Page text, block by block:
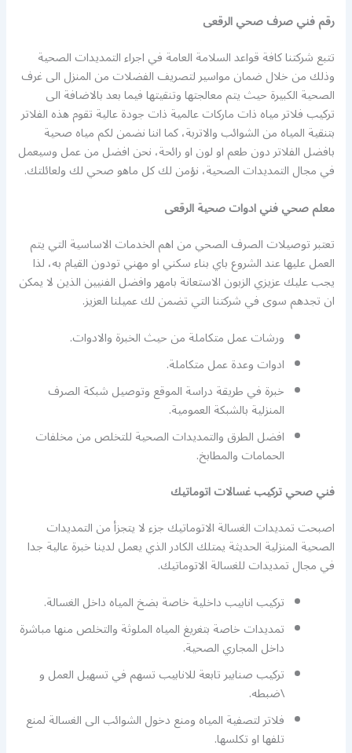
رقم فني صرف صحي الرقعى
تتبع شركتنا كافة قواعد السلامة العامة في اجراء التمديدات الصحية
وذلك من خلال ضمان مواسير لتصريف الفضلات من المنزل الى غرف
الصحية الكبيرة حيث يتم معالجتها وتنقيتها فيما بعد بالاضافة الى
تركيب فلاتر مياه ذات ماركات عالمية ذات جودة عالية تقوم هذه الفلاتر
بتنقية المياه من الشوائب والاتربة، كما اننا نضمن لكم مياه صحية
بافضل الفلاتر دون طعم او لون او رائحة، نحن افضل من عمل وسيعمل
في مجال التمديدات الصحية، نؤمن لك كل ماهو صحي لك ولعائلتك.
معلم صحي فني ادوات صحية الرقعى
تعتبر توصيلات الصرف الصحي من اهم الخدمات الاساسية التي يتم
العمل عليها عند الشروع باي بناء سكني او مهني تودون القيام به، لذا
يجب عليك عزيزي الزبون الاستعانة بامهر وافضل الفنيين الذين لا يمكن
ان تجدهم سوى في شركتنا التي تضمن لك عميلنا العزيز.
ورشات عمل متكاملة من حيث الخبرة والادوات.
ادوات وعدة عمل متكاملة.
خبرة في طريقة دراسة الموقع وتوصيل شبكة الصرف
المنزلية بالشبكة العمومية.
افضل الطرق والتمديدات الصحية للتخلص من مخلفات
الحمامات والمطابخ.
فني صحي تركيب غسالات اتوماتيك
اصبحت تمديدات الغسالة الاتوماتيك جزء لا يتجزأ من التمديدات
الصحية المنزلية الحديثة يمتلك الكادر الذي يعمل لدينا خبرة عالية جدا
في مجال تمديدات للغسالة الاتوماتيك.
تركيب انابيب داخلية خاصة بضخ المياه داخل الغسالة.
تمديدات خاصة بتغريغ المياه الملوثة والتخلص منها مباشرة
داخل المجاري الصحية.
تركيب صنابير تابعة للانابيب تسهم في تسهيل العمل و
\ضبطه.
فلاتر لتصفية المياه ومنع دخول الشوائب الى الغسالة لمنع
تلفها او تكلسها.